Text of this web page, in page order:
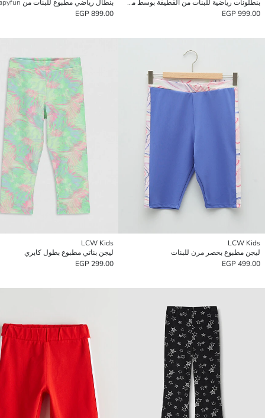
بنطلونات رياضية للبنات من القطيفة بوسط مطاطي
999.00 EGP
بنطال رياضي مطبوع للبنات من Capyfun
899.00 EGP
LCW Kids
ليجن مطبوع بخصر مرن للبنات
499.00 EGP
LCW Kids
ليجن بناتي مطبوع بطول كابري
299.00 EGP